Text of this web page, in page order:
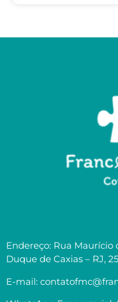
Endereço: Rua Maurício
Duque de Caxias – RJ,
E-mail: